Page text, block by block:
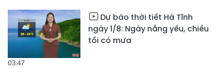
03:47
Dự báo thời tiết Hà Tĩnh
ngày 1/8: Ngày nắng yếu, chiều
tối có mưa